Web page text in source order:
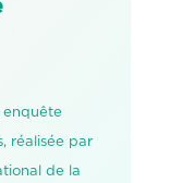
enquête
réalisée par
de la